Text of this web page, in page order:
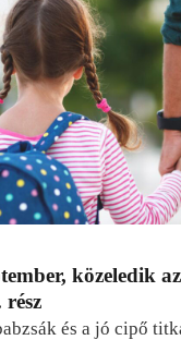
közeledik az
rész
és a jó cipő